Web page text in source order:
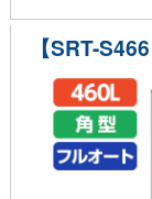
【SRT-